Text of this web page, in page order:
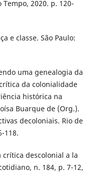
2020. p. 120-
e classe. São Paulo:
uma genealogia da
da colonialidade
histórica na
Buarque de (Org.).
decoloniais. Rio de
118.
crítica descolonial a la
n. 184, p. 7-12,